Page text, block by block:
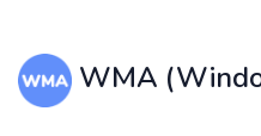
WMA